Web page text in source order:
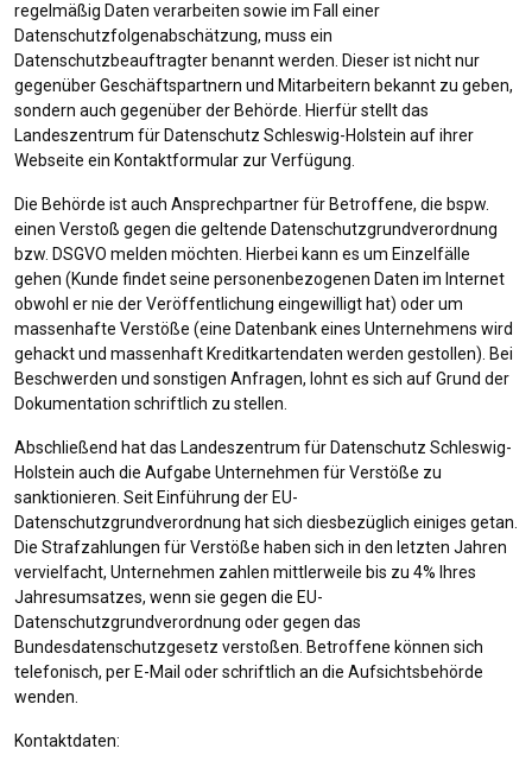
regelmäßig Daten verarbeiten sowie im Fall einer
Datenschutzfolgenabschätzung, muss ein
Datenschutzbeauftragter benannt werden. Dieser ist nicht nur
gegenüber Geschäftspartnern und Mitarbeitern bekannt zu geben,
sondern auch gegenüber der Behörde. Hierfür stellt das
Landeszentrum für Datenschutz Schleswig-Holstein auf ihrer
Webseite ein Kontaktformular zur Verfügung.
Die Behörde ist auch Ansprechpartner für Betroffene, die bspw.
einen Verstoß gegen die geltende Datenschutzgrundverordnung
bzw. DSGVO melden möchten. Hierbei kann es um Einzelfälle
gehen (Kunde findet seine personenbezogenen Daten im Internet
obwohl er nie der Veröffentlichung eingewilligt hat) oder um
massenhafte Verstöße (eine Datenbank eines Unternehmens wird
gehackt und massenhaft Kreditkartendaten werden gestollen). Bei
Beschwerden und sonstigen Anfragen, lohnt es sich auf Grund der
Dokumentation schriftlich zu stellen.
Abschließend hat das Landeszentrum für Datenschutz Schleswig-
Holstein auch die Aufgabe Unternehmen für Verstöße zu
sanktionieren. Seit Einführung der EU-
Datenschutzgrundverordnung hat sich diesbezüglich einiges getan.
Die Strafzahlungen für Verstöße haben sich in den letzten Jahren
vervielfacht, Unternehmen zahlen mittlerweile bis zu 4% Ihres
Jahresumsatzes, wenn sie gegen die EU-
Datenschutzgrundverordnung oder gegen das
Bundesdatenschutzgesetz verstoßen. Betroffene können sich
telefonisch, per E-Mail oder schriftlich an die Aufsichtsbehörde
wenden.
Kontaktdaten: